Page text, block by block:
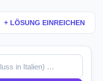
+ LÖSUNG EINREICHEN